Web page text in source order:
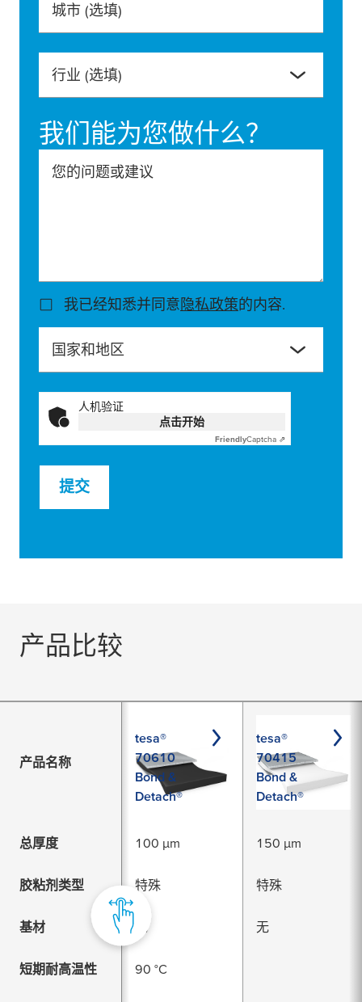
城市 (选填)
行业 (选填)
我们能为您做什么？
您的问题或建议
我已经知悉并同意隐私政策的内容.
国家和地区
人机验证
点击开始
FriendlyCaptcha ⇗
提交
产品比较
产品名称
tesa®
70610
Bond &
Detach®
tesa®
70415
Bond &
Detach®
总厚度 100 µm 150 µm
胶粘剂类型 特殊 特殊
基材 无 无
短期耐高温性 90 °C